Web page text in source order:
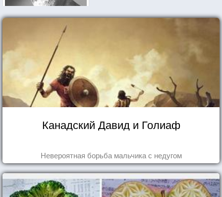
Канадский Давид и Голиаф
Невероятная борьба мальчика с недугом